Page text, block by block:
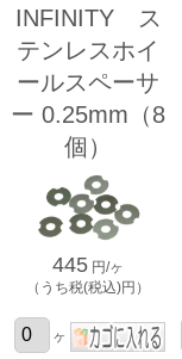
INFINITY ス
テンレスホイ
ールスペーサ
ー 0.25mm（8
個）
445 円/ヶ
（うち税(税込)円）
ヶ